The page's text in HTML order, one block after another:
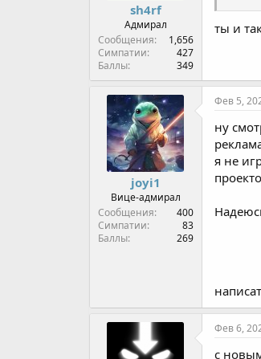
sh4rf
Адмирал
Сообщения
1,656
Симпатии
427
Баллы
349
ты и
joyi1
Вице-адмирал
Сообщения
400
Симпатии
83
Баллы
269
Фев 5,
ну
я не
Фев 6,
с